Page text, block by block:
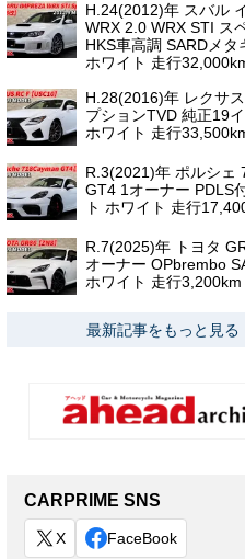
H.24(2012)年 スバル
WRX 2.0 WRX STI ス
HKS車高調 SARDメタ
ホワイト 走行
H.28(2016)年 レクサ
プションTVD 純正19
ホワイト 走行
R.3(2021)年 ポルシェ
GT4 1オーナー PDLS
ト ホワイト 走行
R.7(2025)年 トヨタ
オーナー OPbrembo
ホワイト 走行3,200km
最新記事をもっと見る
CARPRIME SNS
X FaceBook